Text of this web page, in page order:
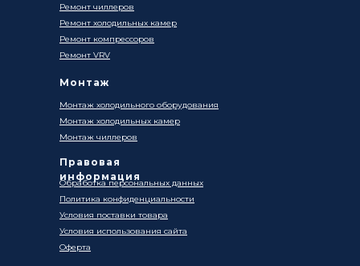
Обработка персональных данных
Политика конфиденциальности
Условия поставки товара
Оферта
Условия использования сайта
Ремонт чиллеров
Ремонт холодильных камер
Ремонт компрессоров
Ремонт VRV
Монтаж
Правовая
информация
Монтаж холодильного оборудования
Монтаж чиллеров
Монтаж холодильных камер